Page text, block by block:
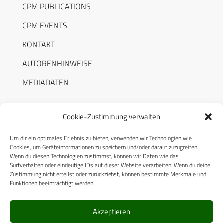
Cookie-Zustimmung verwalten
Um dir ein optimales Erlebnis zu bieten, verwenden wir Technologien wie
Cookies, um Geräteinformationen zu speichern und/oder darauf zuzugreifen.
Wenn du diesen Technologien zustimmst, können wir Daten wie das
Surfverhalten oder eindeutige IDs auf dieser Website verarbeiten. Wenn du deine
Zustimmung nicht erteilst oder zurückziehst, können bestimmte Merkmale und
Funktionen beeinträchtigt werden.
Akzeptieren
CPM PUBLICATIONS
CPM EVENTS
KONTAKT
AUTORENHINWEISE
MEDIADATEN
RECHTLICHES
Datenschutzerklärung
Cookie-Richtlinie (EU)